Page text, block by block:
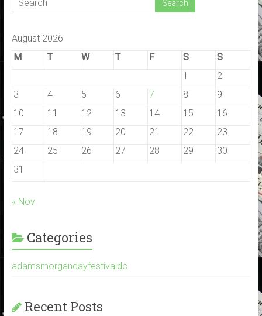
August 2026
M
T W T F S
S
1
2
3
4 5 6 7 8
9
10
11 12 13 14 15
16
17
18 19 20 21 22
23
24
25 26 27 28 29
30
31
« Nov
Categories
adamsmorgandayfestivaldc
Recent Posts